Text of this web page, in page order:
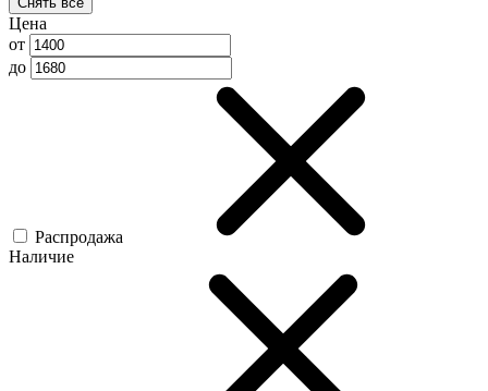
Цена
от
до
Распродажа
Наличие